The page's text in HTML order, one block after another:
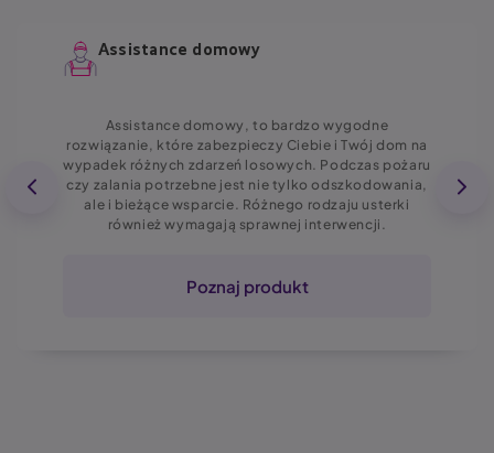
Assistance domowy
Assistance domowy, to bardzo wygodne
rozwiązanie, które zabezpieczy Ciebie i Twój dom na
wypadek różnych zdarzeń losowych. Podczas pożaru
czy zalania potrzebne jest nie tylko odszkodowania,
ale i bieżące wsparcie. Różnego rodzaju usterki
również wymagają sprawnej interwencji.
Poznaj produkt